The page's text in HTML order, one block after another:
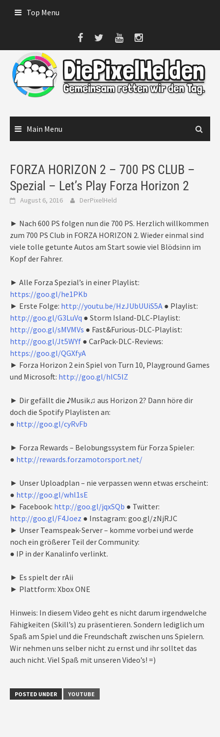
Top Menu
Main Menu
FORZA HORIZON 2 – 700 PS CLUB –
Spezial – Let’s Play Forza Horizon 2
August 6, 2016 DerPixelHeld
► Nach 600 PS folgen nun die 700 PS. Herzlich willkommen
zum 700 PS Club in FORZA HORIZON 2. Wieder einmal sind
viele tolle getunte Autos am Start sowie viel Blödsinn im
Kopf der Fahrer.
► Alle Forza Spezial’s in einer Playlist:
https://goo.gl/he1PKb
► Erste Folge: http://youtu.be/HzJUbUUiS5A ● Playlist:
http://goo.gl/G3LuVq ● Storm Island-DLC-Playlist:
http://goo.gl/sMVMVs ● Fast&Furious-DLC-Playlist:
http://goo.gl/Jt5WYf ● CarPack-DLC-Reviews:
https://goo.gl/QGXfyA
► Forza Horizon 2 ein Spiel von Turn 10, Playground Games
und Microsoft: http://goo.gl/hlC5lZ
► Dir gefällt die ♪Musik♫ aus Horizon 2? Dann höre dir
doch die Spotify Playlisten an:
● http://goo.gl/cyRvFb
► Forza Rewards – Belobungssystem für Forza Spieler:
● http://rewards.forzamotorsport.net/
► Unser Uploadplan – nie verpassen wenn etwas erscheint:
● http://goo.gl/whl1sE
► Facebook: http://goo.gl/jqxSQb ● Twitter:
http://goo.gl/F4Joez ● Instagram: goo.gl/zNjRJC
► Unser Teamspeak-Server – komme vorbei und werde
noch ein größerer Teil der Community:
● IP in der Kanalinfo verlinkt.
► Es spielt der rAii
► Plattform: Xbox ONE
Hinweis: In diesem Video geht es nicht darum irgendwelche
Fähigkeiten (Skill’s) zu präsentieren. Sondern lediglich um
Spaß am Spiel und die Freundschaft zwischen uns Spielern.
Wir nehmen uns selber nicht zu ernst und ihr solltet das
auch nicht. Viel Spaß mit unseren Video’s! =)
POSTED UNDER YOUTUBE